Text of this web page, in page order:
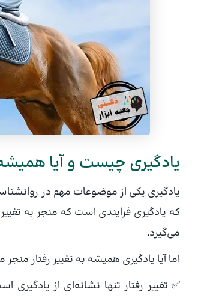
یادگیری چیست و آیا
یادگیری یکی از موضوعات مهم در
که یادگیری فرایندی است که منجر به
می‌گیرد.
اما آیا یادگیری همیشه به تغییر رفتار
✅ تغییر رفتار تنها نشانه‌ای از